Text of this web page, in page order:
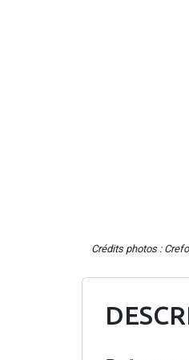
Crédits photos :